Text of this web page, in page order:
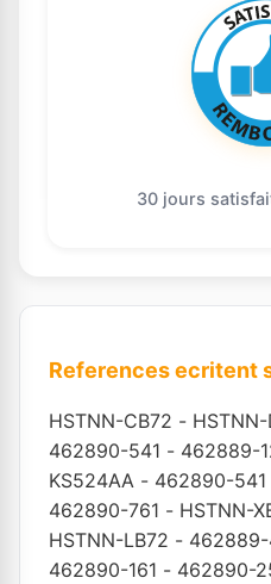
30 jours
References ecritent
HSTNN-CB72 -
462890-541 - 462889-
KS524AA - 462890-541
462890-761 - HSTNN-
HSTNN-LB72 - 462889-
462890-161 - 462890-